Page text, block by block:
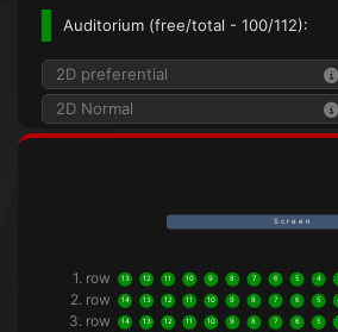
Auditorium (free/total - 100/112):
2D preferential
2D Normal
S c r e e n
1. row 13 12 11 10 9 8 7 6 5 4
2. row 14 13 12 11 10 9 8 7 6 5
3. row 14 13 12 11 10 9 8 7 6 5